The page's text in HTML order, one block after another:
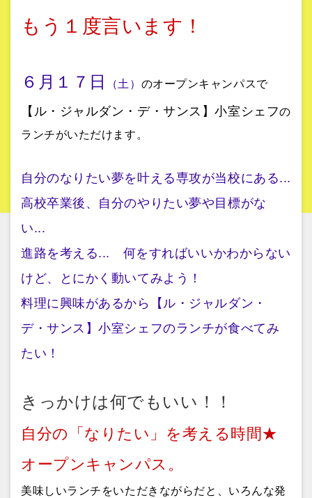
もう１度言います！
６月１７日 （土） のオープンキャンパスで
【ル・ジャルダン・デ・サンス】小室シェフの
ランチがいただけます。
自分のなりたい夢を叶える専攻が当校にある...
高校卒業後、自分のやりたい夢や目標がな
い...
進路を考える... 何をすればいいかわからない
けど、とにかく動いてみよう！
料理に興味があるから【ル・ジャルダン・
デ・サンス】小室シェフのランチが食べてみ
たい！
きっかけは何でもいい！！
自分の「なりたい」を考える時間★
オープンキャンパス。
美味しいランチをいただきながらだと、いろんな発